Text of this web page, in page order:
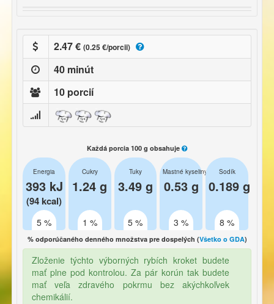
2.47 € (0.25 €/porcii)
40 minút
10 porcií
Každá porcia 100 g obsahuje
Energia
393 kJ
(94 kcal)
5 %
Cukry
1.24 g
1 %
Tuky
3.49 g
5 %
Mastné kyseliny
0.53 g
3 %
Sodík
0.189 g
8 %
% odporúčaného denného množstva pre dospelých (Všetko o GDA)
Zloženie týchto výborných rybích kroket budete
mať plne pod kontrolou. Za pár korún tak budete
mať veľa zdravého pokrmu bez akýchkoľvek
chemikálií.